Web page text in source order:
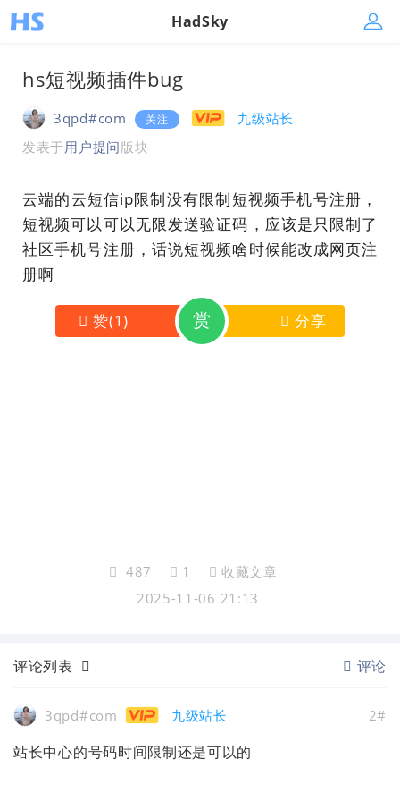
HadSky
hs短视频插件bug
3qpd#com 关注
九级站长
发表于用户提问版块
云端的云短信ip限制没有限制短视频手机号注册，
短视频可以可以无限发送验证码，应该是只限制了
社区手机号注册，话说短视频啥时候能改成网页注
册啊
赞(1) 赏 分享
487 1
收藏文章
2025-11-06 21:13
评论列表 评论
3qpd#com 九级站长 2#
站长中心的号码时间限制还是可以的